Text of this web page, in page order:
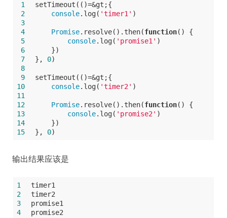
1
setTimeout(()=&gt;{
2
console.log( 'timer1' )
3
4
Promise.resolve().then(function( ) {
5
console.log( 'promise1' )
6
})
7
}, 0)
8
9
setTimeout(()=&gt;{
10
console.log( 'timer2' )
11
12
Promise.resolve().then(function( ) {
13
console.log( 'promise2' )
14
})
15
}, 0)
输出结果应该是
1
timer1
2
timer2
3
promise1
4
promise2